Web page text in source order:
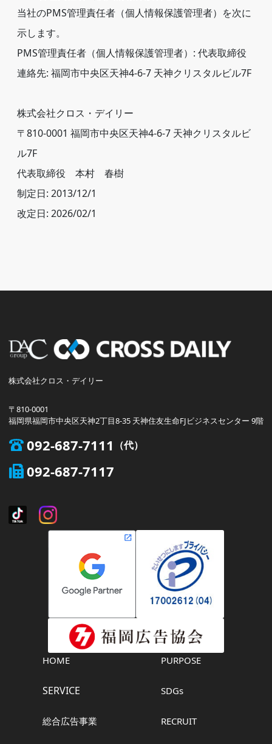
当社のPMS管理責任者（個人情報保護管理者）を次に
示します。
PMS管理責任者（個人情報保護管理者）: 代表取締役
連絡先: 福岡市中央区天神4-6-7 天神クリスタルビル7F
株式会社クロス・デイリー
〒810-0001 福岡市中央区天神4-6-7 天神クリスタルビ
ル7F
代表取締役 本村 春樹
制定日: 2013/12/1
改定日: 2026/02/1
株式会社クロス・デイリー
〒810-0001
福岡県福岡市中央区天神2丁目8-35 天神住友生命FJビジネスセンター 9階
092-687-7111
092-687-7117
HOME
SERVICE
総合広告事業
PURPOSE
SDGs
RECRUIT